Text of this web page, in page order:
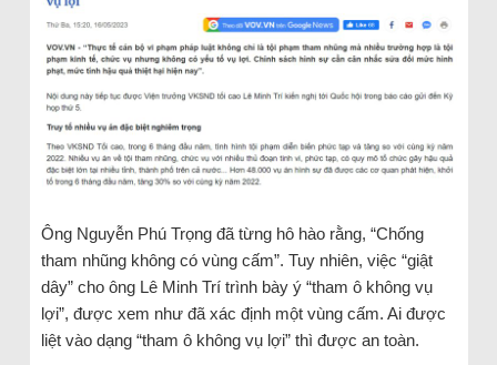
Ông Nguyễn Phú Trọng đã từng hô hào rằng, “Chống
tham nhũng không có vùng cấm”. Tuy nhiên, việc “giật
dây” cho ông Lê Minh Trí trình bày ý “tham ô không vụ
lợi”, được xem như đã xác định một vùng cấm. Ai được
liệt vào dạng “tham ô không vụ lợi” thì được an toàn.